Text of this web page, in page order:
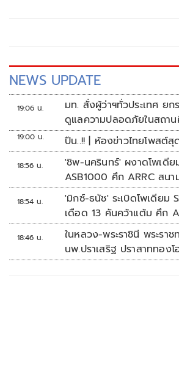
NEWS UPDATE
19:06 น.
มท. สั่งผู้ว่าฯทั่วประเทศ ยก
ดูแลความปลอดภัยในสถา
19:00 น. ปืน..!! | ห้องข่าวไทยโพสต์
18:56 น.
'ชิพ-นครินทร์' ผงาดโพเดีย
ASB1000 ศึก ARRC สน
18:54 น.
'มิกซ์-ธนัช' ระเบิดโพเดียม
เดือด 13 คันคว้าแต้ม ศึก
18:46 น.
ในหลวง-พระราชินี พระรา
นพ.ปราเสริฐ ปราสาททอง